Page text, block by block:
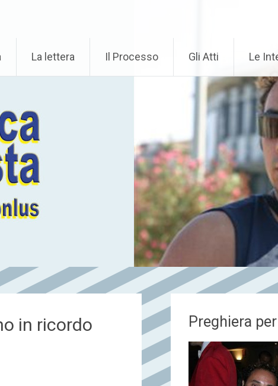
La lettera Il Processo Gli Atti Le
in ricordo
Preghiera